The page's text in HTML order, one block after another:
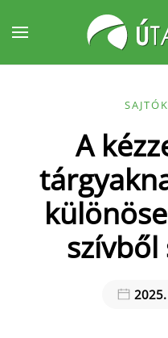
Fő tartalom átugrása
A